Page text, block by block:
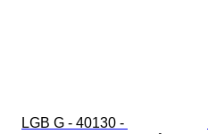
LGB G - 40130 -